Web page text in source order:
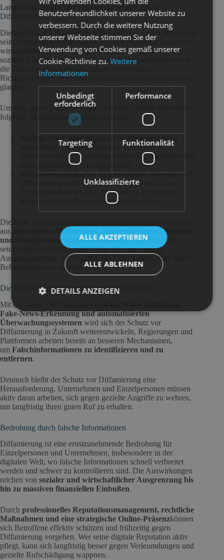
Langfristige Folgen und Schutzmaßnahmen gegen
Diffamierung
Die langfristigen Folgen von Diffamierung können gravierend
sein. Neben dem unmittelbaren Reputationsverlust kann es zu
wirtschaftlichen Einbußen, geschäftlichen Nachteilen oder
sozialer Ausgrenzung kommen. Besonders problematisch ist
die Tatsache, dass viele Menschen trotz späterer
Richtigstellungen an einmal verbreitete falsche Informationen
glauben.
Um sich gegen Diffamierung zu schützen, sollten Betroffene
folgende Maßnahmen in Betracht ziehen:
Aufbau einer starken positiven Präsenz:
Durch
regelmäßige Veröffentlichungen von Inhalten,
Interviews oder Fachbeiträgen kann das öffentliche Bild
aktiv gestaltet und gefestigt werden.
Krisenkommunikation und rechtliche Schritte:Falls
Diffamierung auftritt, ist eine klare und sachliche
Kommunikation wichtig. In schweren Fällen sollte
sofort rechtlicher Beistand eingeholt werden.
Die beste Verteidigung gegen Diffamierung ist eine Mischung
aus
präventiven Maßnahmen, aktiver Krisenbewältigung
und strategischem Reputationsaufbau. Wer frühzeitig
seinen digitalen Fußabdruck pflegt, hat eine bessere
Ausgangsposition, um negative Berichterstattung oder falsche
Behauptungen zu entkräften.
Die Zukunft der Bekämpfung von Diffamierung
Mit der steigenden Nutzung von
Fake-News-Erkennung und automatisierten
Überwachungssystemen wird sich der Schutz vor
Diffamierung in Zukunft weiterentwickeln. Regierungen und
Plattformen arbeiten bereits an besseren Mechanismen,
um Falschinformationen zu identifizieren und zu
entfernen.
Dennoch bleibt der Schutz vor Diffamierung eine
Herausforderung. Unternehmen und Einzelpersonen müssen
aktiv daran arbeiten, sich gegen gezielte Angriffe zu wehren,
um langfristig ihren guten Ruf zu erhalten.
Bedrohung durch falsche Informationen
Diffamierung ist eine ernstzunehmende Bedrohung für
Einzelpersonen und Unternehmen, insbesondere in der
digitalen Welt, wo falsche Informationen schnell verbreitet
werden und schwer zu kontrollieren sind. Die Auswirkungen
reichen von sozialer und wirtschaftlicher Ausgrenzung bis
hin zu massiven finanziellen Einbußen.
Durch professionelles Reputationsmanagement, rechtliche
Maßnahmen und eine strategische Online-Präsenzkönnen
sich Betroffene effektiv schützen und frühzeitig gegen
Diffamierung vorgehen. Wer seine digitale Reputation aktiv
pflegt, kann sich langfristig besser gegen Verleumdungen und
gezielte Rufschädigung wappnen.
Benutzerfreundlichkeit unserer Website zu
verbessern. Durch die weitere Nutzung
unserer Webseite stimmen Sie der
Verwendung von Cookies gemäß unserer
Cookie-Richtlinie zu.Weitere
Informationen
Unbedingt
erforderlich
Performance
Targeting Funktionalität
Unklassifizierte
ALLE AKZEPTIEREN
ALLE ABLEHNEN
DETAILS ANZEIGEN